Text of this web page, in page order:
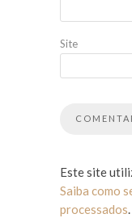
Site
Este site
Saiba como
processados.